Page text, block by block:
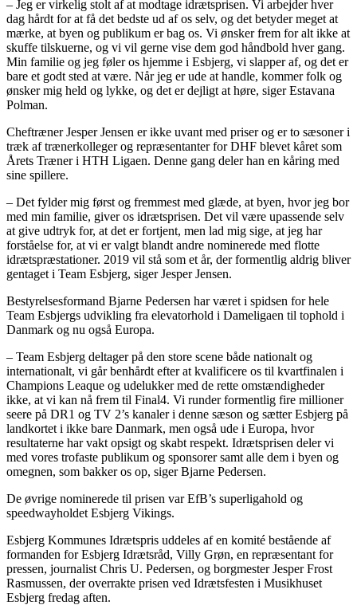
– Jeg er virkelig stolt af at modtage idrætsprisen. Vi arbejder hver
dag hårdt for at få det bedste ud af os selv, og det betyder meget at
mærke, at byen og publikum er bag os. Vi ønsker frem for alt ikke at
skuffe tilskuerne, og vi vil gerne vise dem god håndbold hver gang.
Min familie og jeg føler os hjemme i Esbjerg, vi slapper af, og det er
bare et godt sted at være. Når jeg er ude at handle, kommer folk og
ønsker mig held og lykke, og det er dejligt at høre, siger Estavana
Polman.
Cheftræner Jesper Jensen er ikke uvant med priser og er to sæsoner i
træk af trænerkolleger og repræsentanter for DHF blevet kåret som
Årets Træner i HTH Ligaen. Denne gang deler han en kåring med
sine spillere.
– Det fylder mig først og fremmest med glæde, at byen, hvor jeg bor
med min familie, giver os idrætsprisen. Det vil være upassende selv
at give udtryk for, at det er fortjent, men lad mig sige, at jeg har
forståelse for, at vi er valgt blandt andre nominerede med flotte
idrætspræstationer. 2019 vil stå som et år, der formentlig aldrig bliver
gentaget i Team Esbjerg, siger Jesper Jensen.
Bestyrelsesformand Bjarne Pedersen har været i spidsen for hele
Team Esbjergs udvikling fra elevatorhold i Dameligaen til tophold i
Danmark og nu også Europa.
– Team Esbjerg deltager på den store scene både nationalt og
internationalt, vi går benhårdt efter at kvalificere os til kvartfinalen i
Champions Leaque og udelukker med de rette omstændigheder
ikke, at vi kan nå frem til Final4. Vi runder formentlig fire millioner
seere på DR1 og TV 2’s kanaler i denne sæson og sætter Esbjerg på
landkortet i ikke bare Danmark, men også ude i Europa, hvor
resultaterne har vakt opsigt og skabt respekt. Idrætsprisen deler vi
med vores trofaste publikum og sponsorer samt alle dem i byen og
omegnen, som bakker os op, siger Bjarne Pedersen.
De øvrige nominerede til prisen var EfB’s superligahold og
speedwayholdet Esbjerg Vikings.
Esbjerg Kommunes Idrætspris uddeles af en komité bestående af
formanden for Esbjerg Idrætsråd, Villy Grøn, en repræsentant for
pressen, journalist Chris U. Pedersen, og borgmester Jesper Frost
Rasmussen, der overrakte prisen ved Idrætsfesten i Musikhuset
Esbjerg fredag aften.